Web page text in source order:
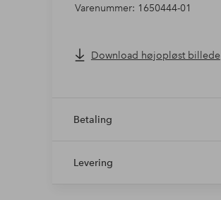
Varenummer: 1650444-01
Download højopløst billede
Betaling
Levering